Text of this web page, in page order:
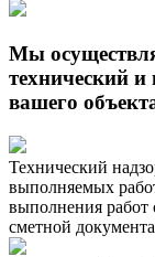
Мы
технический и
вашего
Технический
выполняемых
выполнения работ
сметной